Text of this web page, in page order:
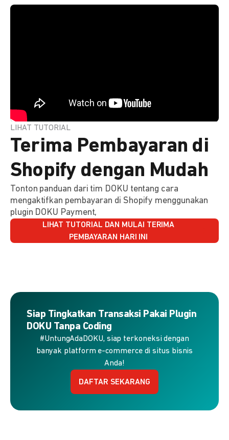
LIHAT TUTORIAL
Terima Pembayaran di
Shopify dengan Mudah
Tonton panduan dari tim DOKU tentang cara
mengaktifkan pembayaran di Shopify menggunakan
plugin DOKU Payment,
LIHAT TUTORIAL DAN MULAI TERIMA
PEMBAYARAN HARI INI
Siap Tingkatkan Transaksi Pakai Plugin
DOKU Tanpa Coding
#UntungAdaDOKU, siap terkoneksi dengan
banyak platform e-commerce di situs bisnis
Anda!
DAFTAR SEKARANG